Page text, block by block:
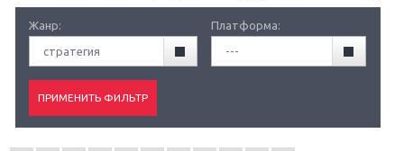
Жанр:
стратегия
Платформа:
---